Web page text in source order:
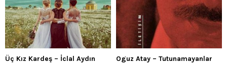
Üç Kız Kardeş – İclal Aydın Oguz Atay – Tutunamayanlar